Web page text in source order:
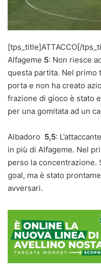
[tps_title]ATTACCO[/
Alfageme 5: Non riesce
questa partita. Nel primo
porta e non ha creato
frazione di gioco è stato
per una gomitata ad un
Albadoro 5,5:
in più di Alfageme. Nel
perso la concentrazione.
goal, ma è stato
avversari.